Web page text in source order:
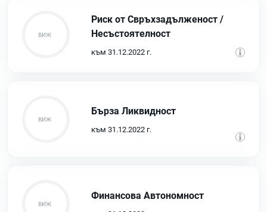
Риск от Свръхзадълженост /
Несъстоятелност
към 31.12.2022 г.
Бърза Ликвидност
към 31.12.2022 г.
Финансова Автономност